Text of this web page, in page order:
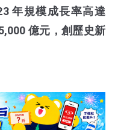
年規模成長率高達
億元，創歷史新